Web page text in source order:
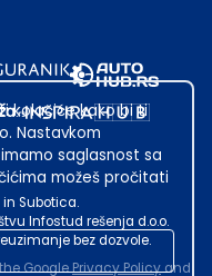
in Subotica.
Infostud rešenja d.o.o.
bez dozvole.
GooglePrivacy Policyand
kolačiće kako bi ti
Nastavkom
saglasnost sa
možeš pročitati